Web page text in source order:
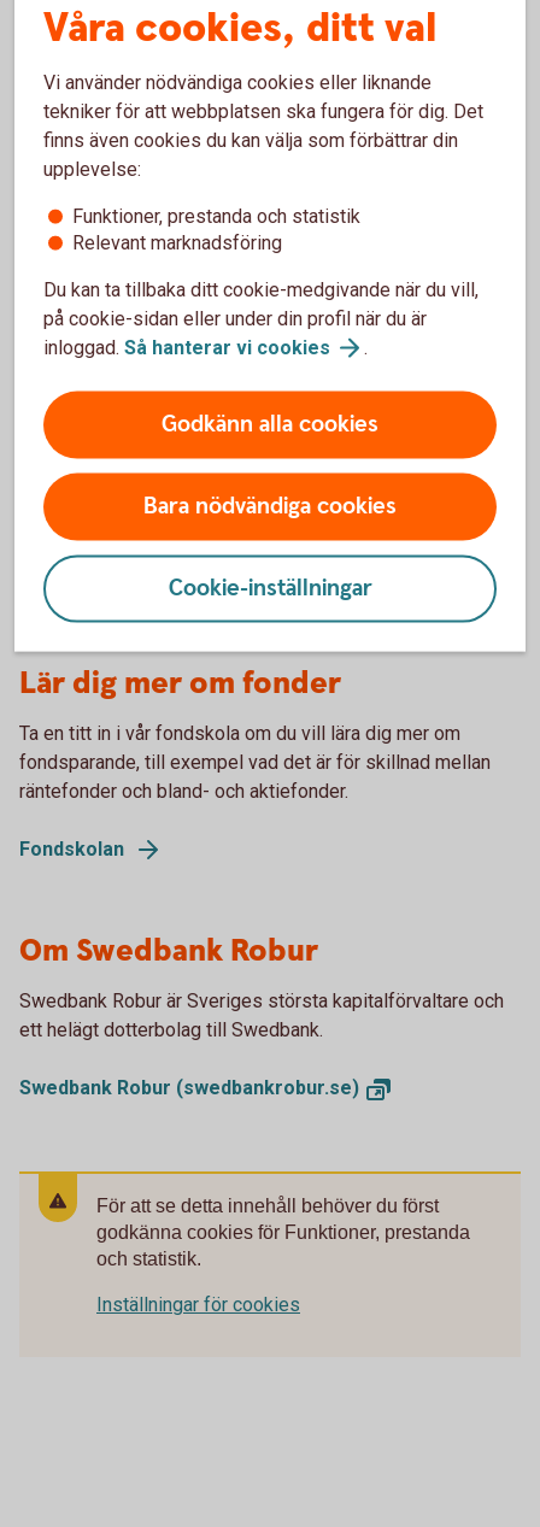
Spara hållbart
Företag kan placera hållbart i fonder och låta
Hållbarafonder
Alla våra fonder
I fondlistan kan du hitta alla våra fonder, jämföra
fonder och se aktuella kurser.
Fondlista(spara.swedbank.se)
Lär dig mer om fonder
Ta en titt in i vår fondskola om du vill lära dig mer om
fondsparande, till exempel vad det är för skillnad mellan
räntefonder och bland- och aktiefonder.
Fondskolan
Om Swedbank Robur
Swedbank Robur är Sveriges största kapitalförvaltare och
ett helägt dotterbolag till Swedbank.
Swedbank Robur (swedbankrobur.se)
För att se detta innehåll behöver du först
godkänna cookies för Funktioner, prestanda
och statistik.
Inställningar för cookies
Våra cookies, ditt val
Vi använder nödvändiga cookies eller liknande
tekniker för att webbplatsen ska fungera för dig. Det
finns även cookies du kan välja som förbättrar din
upplevelse:
Funktioner, prestanda och statistik
Relevant marknadsföring
Du kan ta tillbaka ditt cookie-medgivande när du vill,
på cookie-sidan eller under din profil när du är
inloggad. Så hanterar vi cookies .
Godkänn alla cookies
Bara nödvändiga cookies
Cookie-inställningar